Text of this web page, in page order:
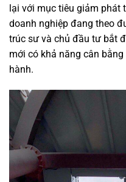
lại với mục tiêu giảm phát
doanh nghiệp đang theo
trúc sư và chủ đầu tư bắt
mới có khả năng cân
hành.